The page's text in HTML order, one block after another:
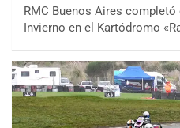
RMC Buenos Aires
Invierno en el Kartódromo